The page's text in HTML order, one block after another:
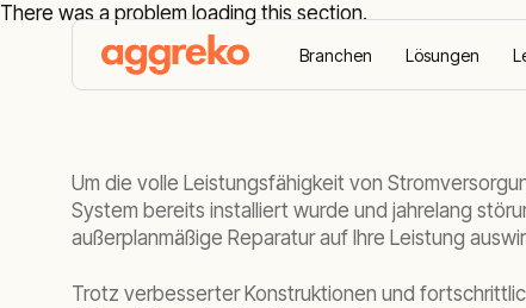
Branchen Lösungen
There was a problem loading this section.
Um die volle Leistungsfähigkeit von
System bereits installiert wurde und jahrelang
außerplanmäßige Reparatur auf Ihre Leistung
Trotz verbesserter Konstruktionen und